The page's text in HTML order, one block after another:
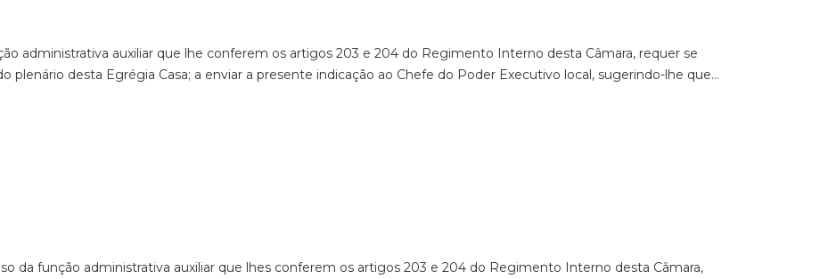
administrativa auxiliar que lhe conferem os artigos 203 e 204 do Regimento Interno desta Câmara, requer se
plenário desta Egrégia Casa; a enviar a presente indicação ao Chefe do Poder Executivo local, sugerindo-lhe que…
da função administrativa auxiliar que lhes conferem os artigos 203 e 204 do Regimento Interno desta Câmara,